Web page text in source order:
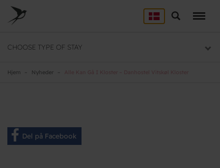
main
Søg
CHOOSE TYPE OF STAY
LEJRSKOLE
GRUPPER
Overnatning til grupper
Hjem Nyheder
Del på Facebook